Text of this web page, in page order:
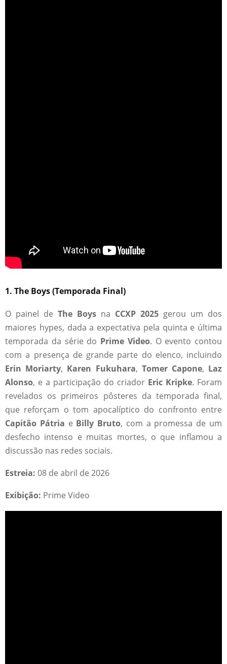
1. The Boys (Temporada Final)
O painel de The Boys na CCXP 2025 gerou um dos
maiores hypes, dada a expectativa pela quinta e última
temporada da série do Prime Video. O evento contou
com a presença de grande parte do elenco, incluindo
Erin Moriarty, Karen Fukuhara, Tomer Capone, Laz
Alonso, e a participação do criador Eric Kripke. Foram
revelados os primeiros pôsteres da temporada final,
que reforçam o tom apocalíptico do confronto entre
Capitão Pátria e Billy Bruto, com a promessa de um
desfecho intenso e muitas mortes, o que inflamou a
discussão nas redes sociais.
Estreia: 08 de abril de 2026
Exibição: Prime Video